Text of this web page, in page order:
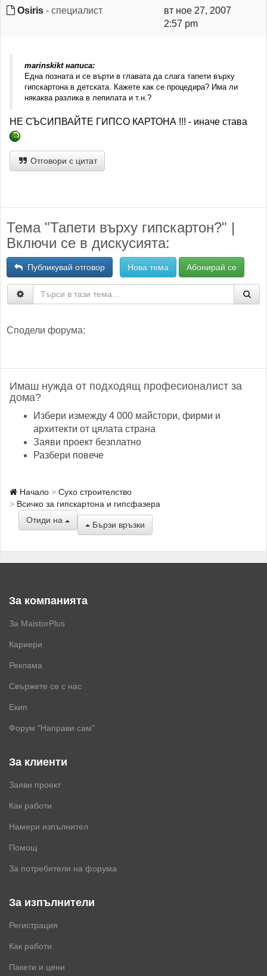
Osiris - специалист
вт ное 27, 2007
2:57 pm
marinskikt написа:
Една позната и се върти в главата да слага тапети върху
гипскартона в детската. Кажете как се процедира? Има ли
някаква разлика в лепилата и т.н.?
НЕ СЪСИПВАЙТЕ ГИПСО КАРТОНА !!! - иначе става
Отговори с цитат
Тема "Тапети върху гипскартон?" |
Включи се в дискусията:
Публикувай отговор Нова тема Абонирай се
Сподели форума:
Имаш нужда от подходящ професионалист за
дома?
Избери измежду 4 000 майстори, фирми и
архитекти от цялата страна
Заяви проект безплатно
Разбери повече
Начало
Сухо строителство
Всичко за гипскартона и гипсфазера
Отиди на
Бързи връзки
За компанията
За MaistorPlus
Кариери
Реклама
Свържете се с нас
Екип
Форум "Направи сам"
За клиенти
Заяви проект
Как работи
Намери изпълнител
Помощ
За потребители на форума
За изпълнители
Регистрация
Как работи
Пакети и цени